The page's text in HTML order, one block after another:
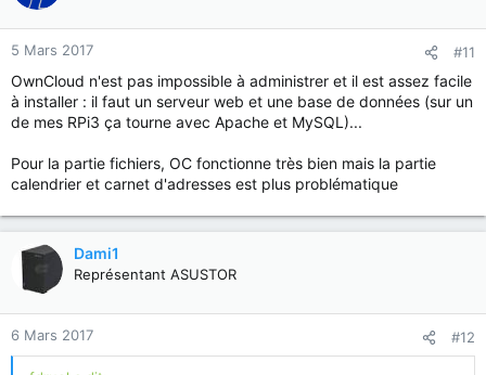
5 Mars 2017 #11
OwnCloud n'est pas impossible à administrer et il est assez facile
à installer : il faut un serveur web et une base de données (sur un
de mes RPi3 ça tourne avec Apache et MySQL)...
Pour la partie fichiers, OC fonctionne très bien mais la partie
calendrier et carnet d'adresses est plus problématique
Dami1
Représentant ASUSTOR
6 Mars 2017 #12